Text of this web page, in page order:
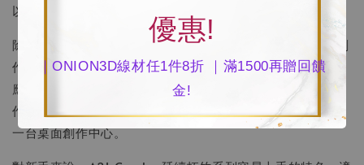
優惠!
｜ONION3D線材任1件8折 ｜滿1500再贈回饋
金!
以大幅提升成品質感，也更適合商業接單與創作應用。
除了 3D 列印之外，A2L 也強調「Creative Playground」創
作平台概念，官方商店頁面提到支援刀片切割與筆繪功能，
應用範圍可延伸到貼紙、卡片、繪圖、模板製作與創意手
作。這讓 A2L 不只是單純的大尺寸 3D 列印機，而是更接近
一台桌面創作中心。